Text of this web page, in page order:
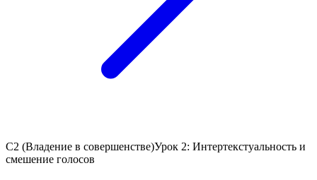
C2 (Владение в совершенстве)Урок 2: Интертекстуальность и
смешение голосов